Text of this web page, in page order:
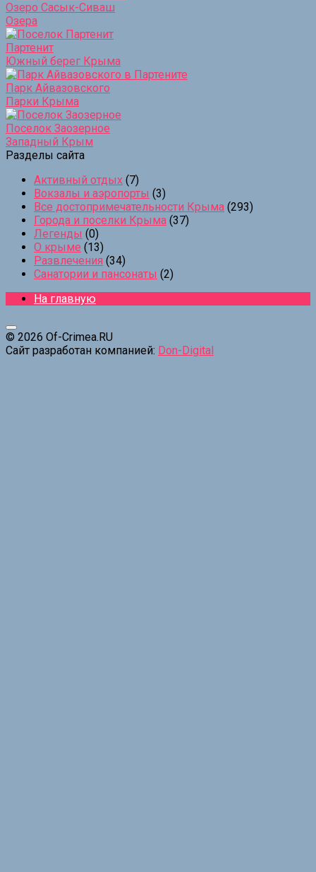
Озеро Сасык-Сиваш
Озера
Партенит
Южный берег Крыма
Парк Айвазовского
Парки Крыма
Поселок Заозерное
Западный Крым
Разделы сайта
Активный отдых (7)
Вокзалы и аэропорты (3)
Все достопримечательности Крыма (293)
Города и поселки Крыма (37)
Легенды (0)
О крыме (13)
Развлечения (34)
Санатории и пансонаты (2)
На главную
© 2026 Of-Crimea.RU
Сайт разработан компанией: Don-Digital